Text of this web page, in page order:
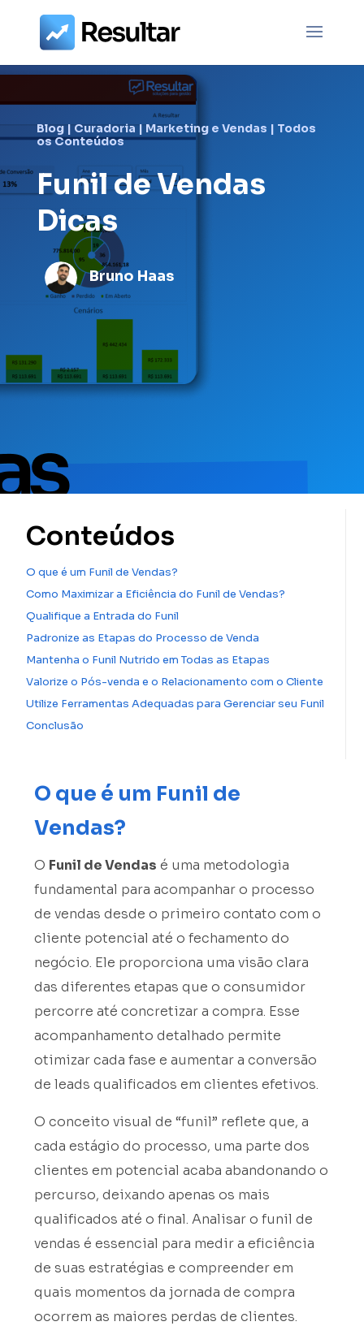
Blog| Curadoria|Marketing e Vendas | Todos
os Conteúdos
Funil de Vendas
Dicas
Bruno Haas
Conteúdos
O que é um Funil de Vendas?
Como Maximizar a Eficiência do Funil de Vendas?
Qualifique a Entrada do Funil
Padronize as Etapas do Processo de Venda
Mantenha o Funil Nutrido em Todas as Etapas
Valorize o Pós-venda e o Relacionamento com o Cliente
Utilize Ferramentas Adequadas para Gerenciar seu Funil
Conclusão
O que é um Funil de
Vendas?
O Funil de Vendas é uma metodologia
fundamental para acompanhar o processo
de vendas desde o primeiro contato com o
cliente potencial até o fechamento do
negócio. Ele proporciona uma visão clara
das diferentes etapas que o consumidor
percorre até concretizar a compra. Esse
acompanhamento detalhado permite
otimizar cada fase e aumentar a conversão
de leads qualificados em clientes efetivos.
O conceito visual de “funil” reflete que, a
cada estágio do processo, uma parte dos
clientes em potencial acaba abandonando o
percurso, deixando apenas os mais
qualificados até o final. Analisar o funil de
vendas é essencial para medir a eficiência
de suas estratégias e compreender em
quais momentos da jornada de compra
ocorrem as maiores perdas de clientes.